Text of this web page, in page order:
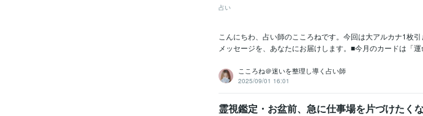
占い
こんにちわ、占い師のこころねです。今回は大アルカナ1枚
メッセージを、あなたにお届けします。■今月のカードは「
こころね＠迷いを整理し導く占い師
2025/09/01 16:01
霊視鑑定・お盆前、急に仕事場を片づけたく